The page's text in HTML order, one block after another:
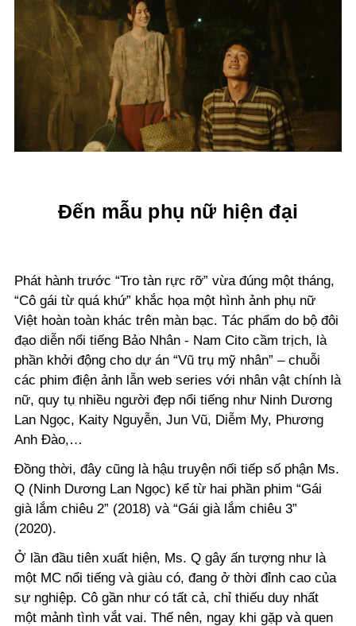
Đến mẫu phụ nữ hiện đại
Phát hành trước “Tro tàn rực rỡ” vừa đúng một tháng,
“Cô gái từ quá khứ” khắc họa một hình ảnh phụ nữ
Việt hoàn toàn khác trên màn bạc. Tác phẩm do bộ đôi
đạo diễn nổi tiếng Bảo Nhân - Nam Cito cầm trịch, là
phần khởi động cho dự án “Vũ trụ mỹ nhân” – chuỗi
các phim điện ảnh lẫn web series với nhân vật chính là
nữ, quy tụ nhiều người đẹp nổi tiếng như Ninh Dương
Lan Ngọc, Kaity Nguyễn, Jun Vũ, Diễm My, Phương
Anh Đào,…
Đồng thời, đây cũng là hậu truyện nối tiếp số phận Ms.
Q (Ninh Dương Lan Ngọc) kể từ hai phần phim “Gái
già lắm chiêu 2” (2018) và “Gái già lắm chiêu 3”
(2020).
Ở lần đầu tiên xuất hiện, Ms. Q gây ấn tượng như là
một MC nổi tiếng và giàu có, đang ở thời đỉnh cao của
sự nghiệp. Cô gần như có tất cả, chỉ thiếu duy nhất
một mảnh tình vắt vai. Thế nên, ngay khi gặp và quen